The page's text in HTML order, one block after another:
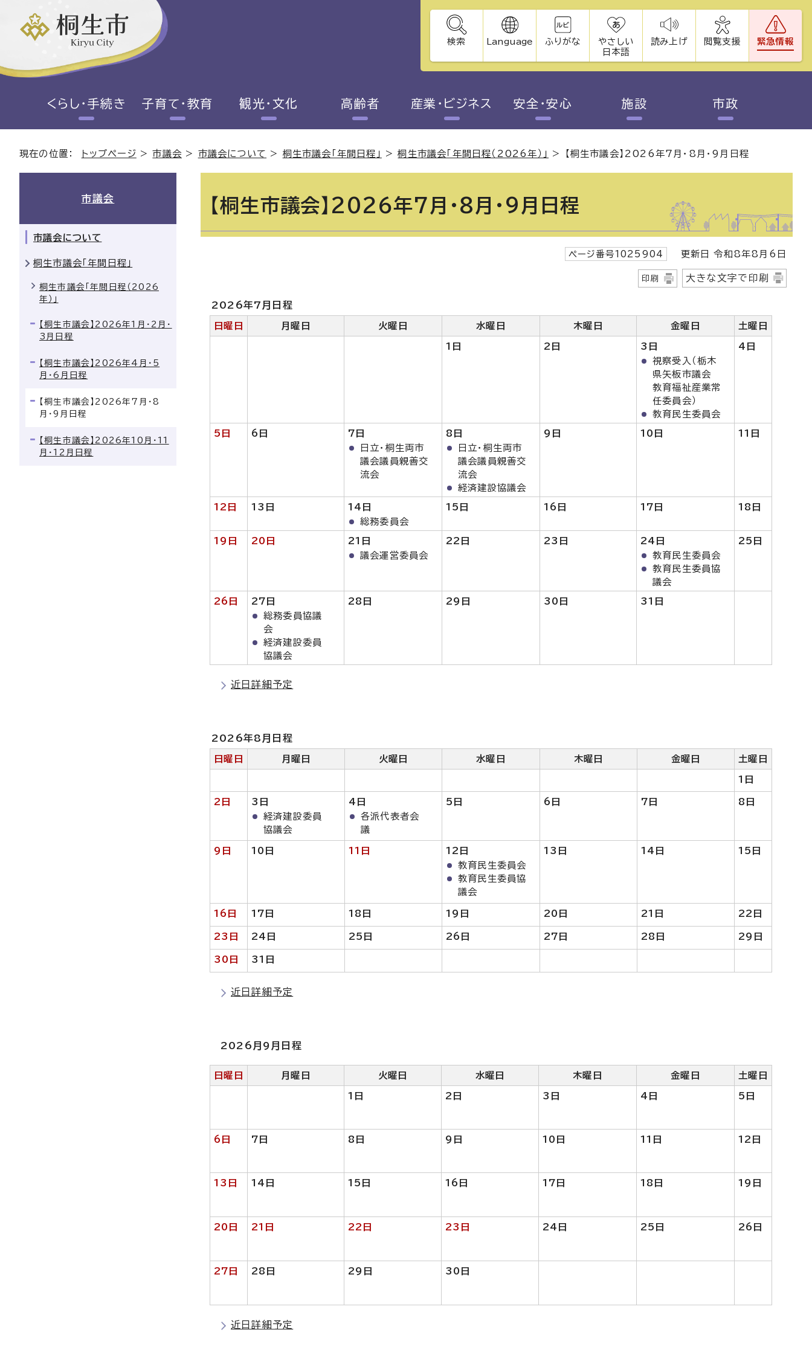
検索 Language ふりがな
やさしい
日本語
読み上げ 閲覧支援 緊急情報
くらし・手続き 子育て・教育 観光・文化 高齢者 産業・ビジネス 安全・安心 施設 市政
現在の位置： トップページ >市議会 > 市議会について > 桐生市議会「年間日程」 >桐生市議会「年間日程（2026年）」 > 【桐生市議会】2026年7月・8月・9月日程
【桐生市議会】2026年7月・8月・9月日程
ページ番号1025904 更新日 令和8年8月6日
印刷 大きな文字で印刷
2026年7月日程
日曜日 月曜日 火曜日 水曜日 木曜日 金曜日 土曜日
1 日 2日
3日
視察受入（栃木
県矢板市議会
教育福祉産業常
任委員会）
教育民生委員会
4日
5日 6日
7日
日立・桐生両市
議会議員親善交
流会
8日
日立・桐生両市
議会議員親善交
流会
経済建設協議会
9日 10日 11 日
12日 13日
14日
総務委員会
15日 16日 17日 18日
19日 20日 21 日
議会運営委員会
22日 23日
24日
教育民生委員会
教育民生委員協
議会
25日
26日
27日
総務委員協議
会
経済建設委員
協議会
28日 29日 30日 31日
近日詳細予定
2026年8月日程
日曜日 月曜日 火曜日 水曜日 木曜日 金曜日 土曜日
1日
2日
3日
経済建設委員
協議会
4日
各派代表者会
議
5日 6日 7日 8日
9日 10日 11日
12日
教育民生委員会
教育民生委員協
議会
13日 14日 15日
16日 17日 18日 19日 20日 21日 22日
23日 24日 25日 26日 27日 28日 29日
30日 31日
近日詳細予定
2026月9月日程
日曜日 月曜日 火曜日 水曜日 木曜日 金曜日 土曜日
1日 2日 3日 4日 5日
6日 7日 8日 9日 10日 11日 12日
13日 14日 15日 16 日 17日 18日 19日
20日 21日 22日 23日 24日 25日 26日
27日 28日 29日 30日
近日詳細予定
市議会
市議会について
桐生市議会「年間日程」
桐生市議会「年間日程（2026
年）」
【桐生市議会】2026年1月・2月・
3月日程
【桐生市議会】2026年4月・5
月・6月日程
【桐生市議会】2026年7月・8
月・9月日程
【桐生市議会】2026年10月・11
月・12月日程